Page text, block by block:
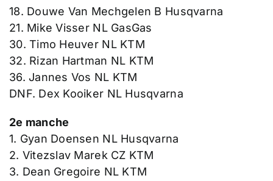
18. Douwe Van Mechgelen B Husqvarna
21. Mike Visser NL GasGas
30. Timo Heuver NL KTM
32. Rizan Hartman NL KTM
36. Jannes Vos NL KTM
DNF. Dex Kooiker NL Husqvarna
2e manche
1. Gyan Doensen NL Husqvarna
2. Vitezslav Marek CZ KTM
3. Dean Gregoire NL KTM